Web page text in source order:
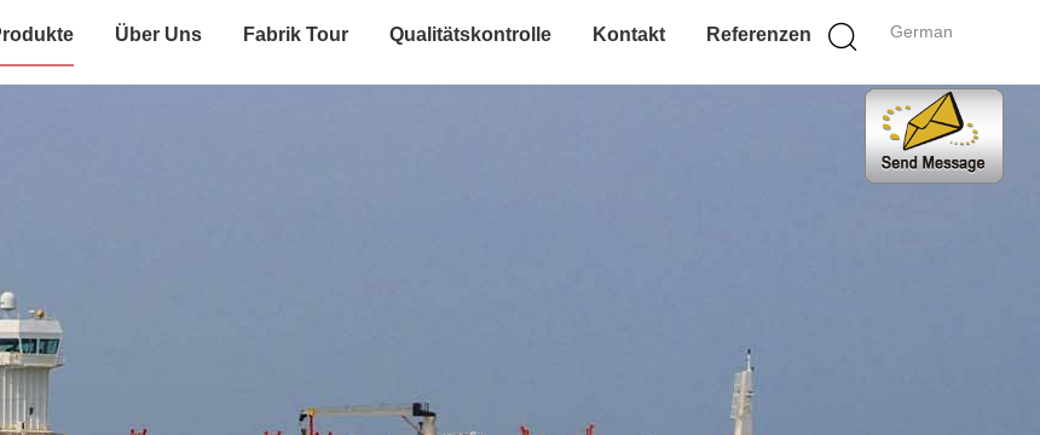
German
Über Uns Fabrik Tour Qualitätskontrolle Kontakt Referenzen